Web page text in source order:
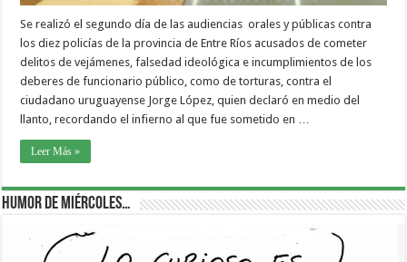
Se realizó el segundo día de las audiencias orales y públicas contra
los diez policías de la provincia de Entre Ríos acusados de cometer
delitos de vejámenes, falsedad ideológica e incumplimientos de los
deberes de funcionario público, como de torturas, contra el
ciudadano uruguayense Jorge López, quien declaró en medio del
llanto, recordando el infierno al que fue sometido en …
Leer Más »
Humor de Miércoles…